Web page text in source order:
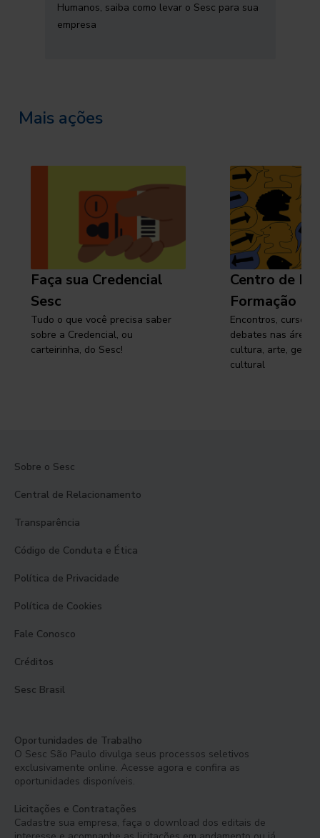
Humanos, saiba como levar o Sesc para sua
empresa
Mais ações
Faça sua Credencial
Sesc
Tudo o que você precisa saber
sobre a Credencial, ou
carteirinha, do Sesc!
Centro de
Formação
Encontros, cursos,
debates nas áreas
cultura, arte,
cultural
Sobre o Sesc
Central de Relacionamento
Transparência
Código de Conduta e Ética
Política de Privacidade
Política de Cookies
Fale Conosco
Créditos
Sesc Brasil
Oportunidades de Trabalho
O Sesc São Paulo divulga seus processos seletivos
exclusivamente online. Acesse agora e confira as
oportunidades disponíveis.
Licitações e Contratações
Cadastre sua empresa, faça o download dos editais de